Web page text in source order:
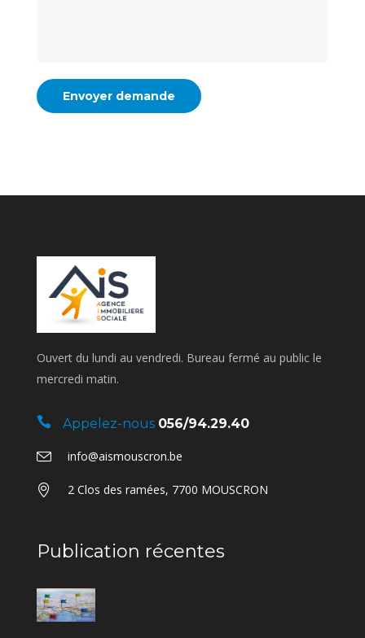
Ouvert du lundi au vendredi. Bureau fermé au public le
mercredi matin.
Appelez-nous 056/94.29.40
info@aismouscron.be
2 Clos des ramées, 7700 MOUSCRON
Publication récentes